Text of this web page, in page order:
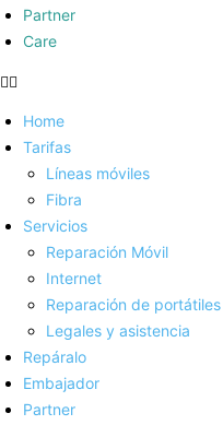
Partner
Care
Home
Tarifas
Líneas móviles
Fibra
Servicios
Reparación Móvil
Internet
Reparación de portátiles
Legales y asistencia
Repáralo
Embajador
Partner